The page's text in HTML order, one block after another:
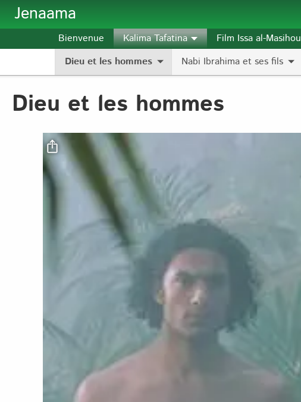
Aller au contenu principal
Jenaama
Bienvenue
Kalima Tafatina
Dieu et les hommes
Nabi Ibrahima et ses fils
Film Issa al-Masihou
Dieu et les hommes
Fichier vidéo